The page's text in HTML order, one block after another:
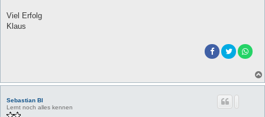
Viel Erfolg
Klaus
Sebastian Bl
Lernt noch alles kennen